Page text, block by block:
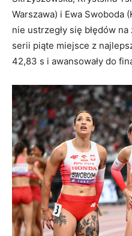
Warszawa) i Ewa Swoboda
nie ustrzegły się błędów
serii piąte miejsce z
42,83 s i awansowały do